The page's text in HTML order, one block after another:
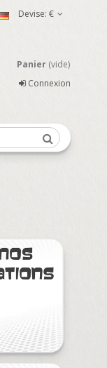
Devise: €
Panier (vide)
Connexion